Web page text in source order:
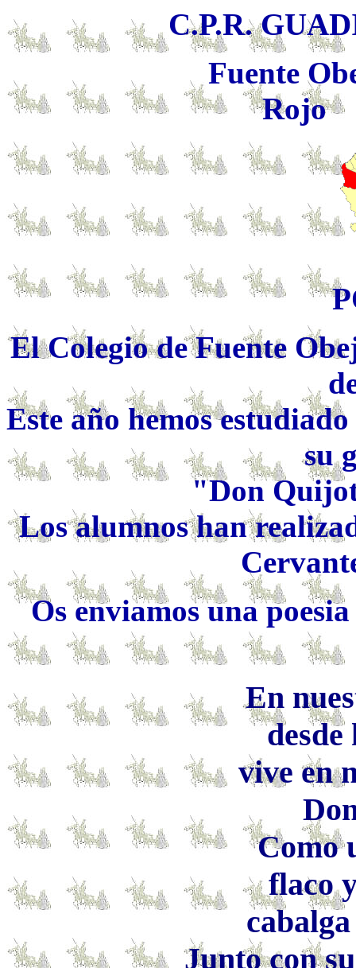
C.P.R.
Fuente
El Colegio de Fuente
Este año hemos
su
"Don
Los alumnos han
Os enviamos una
En
desde
vive en
Como
flaco
Junto con